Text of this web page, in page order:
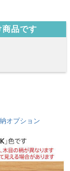
商品です
オプション